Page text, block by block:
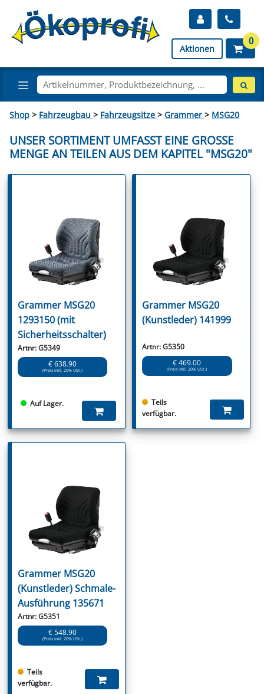
Aktionen
0
Shop > Fahrzeugbau > Fahrzeugsitze > Grammer > MSG20
UNSER SORTIMENT UMFASST EINE GROSSE M
ENGE AN TEILEN AUS DEM KAPITEL "MSG20"
Grammer MSG20
1293150 (mit
Sicherheitsschalter)
Artnr: G5349
€ 638.90
(Preis inkl. 20% USt.)
Auf Lager.
Grammer MSG20
(Kunstleder) 141999
Artnr: G5350
€ 469.00
(Preis inkl. 20% USt.)
Teils
verfügbar.
Grammer MSG20
(Kunstleder) Schmale-
Ausführung 135671
Artnr: G5351
€ 548.90
(Preis inkl. 20% USt.)
Teils
verfügbar.